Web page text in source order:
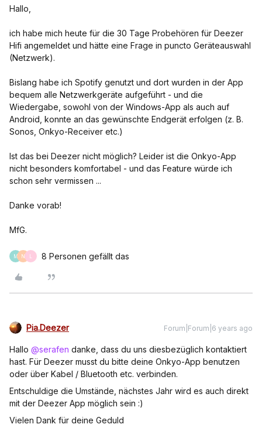
Hallo,
ich habe mich heute für die 30 Tage Probehören für Deezer
Hifi angemeldet und hätte eine Frage in puncto Geräteauswahl
(Netzwerk).
Bislang habe ich Spotify genutzt und dort wurden in der App
bequem alle Netzwerkgeräte aufgeführt - und die
Wiedergabe, sowohl von der Windows-App als auch auf
Android, konnte an das gewünschte Endgerät erfolgen (z. B.
Sonos, Onkyo-Receiver etc.)
Ist das bei Deezer nicht möglich? Leider ist die Onkyo-App
nicht besonders komfortabel - und das Feature würde ich
schon sehr vermissen ...
Danke vorab!
MfG.
M N 8 Personen gefällt das
Pia.Deezer Forum|Forum|6 years ago
Hallo @serafen danke, dass du uns diesbezüglich kontaktiert
hast. Für Deezer musst du bitte deine Onkyo-App benutzen
oder über Kabel / Bluetooth etc. verbinden.
Entschuldige die Umstände, nächstes Jahr wird es auch direkt
mit der Deezer App möglich sein :)
Vielen Dank für deine Geduld